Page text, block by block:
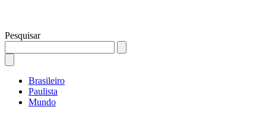
Pesquisar
Brasileiro
Paulista
Mundo